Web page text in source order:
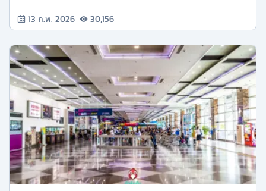
13 ก.พ. 2026 30,156